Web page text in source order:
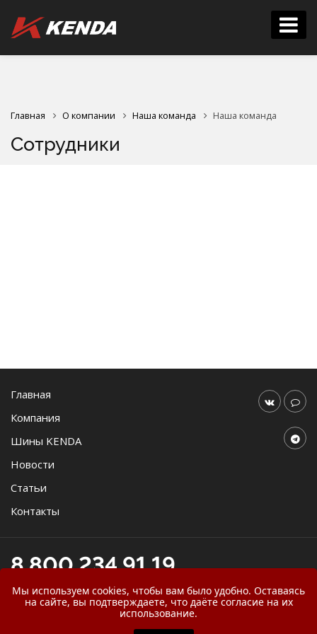
Главная О компании Наша команда Наша команда
Сотрудники
Главная
Компания
Шины KENDA
Новости
Статьи
Контакты
8 800 234 91 19
online@agromast.ru
ООО "АгроМаст"
Мы используем cookies, чтобы вам было удобно. Оставаясь
на сайте, вы подтверждаете, что даёте согласие на их
использование.